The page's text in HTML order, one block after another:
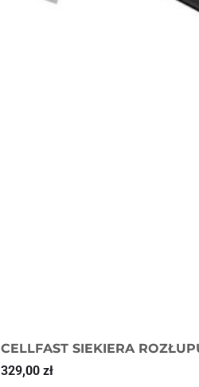
CELLFAST SIEKIERA
329,00 zł